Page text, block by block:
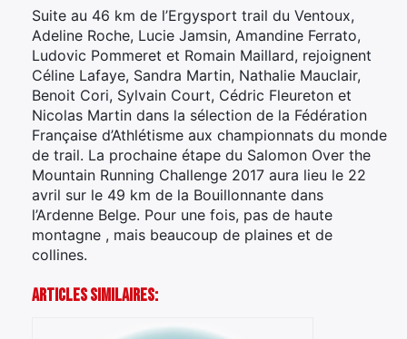
Suite au 46 km de l’Ergysport trail du Ventoux,
Adeline Roche, Lucie Jamsin, Amandine Ferrato,
Ludovic Pommeret et Romain Maillard, rejoignent
Céline Lafaye, Sandra Martin, Nathalie Mauclair,
Benoit Cori, Sylvain Court, Cédric Fleureton et
Nicolas Martin dans la sélection de la Fédération
Française d’Athlétisme aux championnats du monde
de trail. La prochaine étape du Salomon Over the
Mountain Running Challenge 2017 aura lieu le 22
avril sur le 49 km de la Bouillonnante dans
l’Ardenne Belge. Pour une fois, pas de haute
montagne , mais beaucoup de plaines et de
collines.
Articles Similaires: